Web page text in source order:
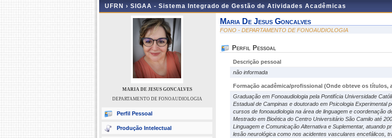
UFRN › SIGAA - Sistema Integrado de Gestão de Atividades Acadêmicas
MARIA DE JESUS GONCALVES
DEPARTAMENTO DE FONOAUDIOLOGIA
Perfil Pessoal
Produção Intelectual
Maria De Jesus Goncalves
FONO - DEPARTAMENTO DE FONOAUDIOLOGIA
Perfil Pessoal
Descrição pessoal
não informada
Formação acadêmica/profissional (Onde obteve os títulos,
Graduação em Fonoaudiologia pela Pontifícia Universidade
Estadual de Campinas e doutorado em Psicologia Experimental
cursos de fonoaudiologia na área de linguagem e coordenação
Mestrado em Bioética do Centro Universitário São Camilo até
Linguagem e Comunicação Alternativa e Suplementar, atuando
lesão neurológica como nos acidentes vasculares encefálicos,